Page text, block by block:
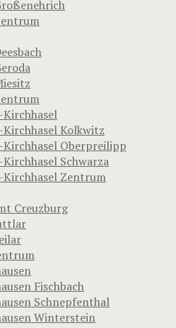
Kolkwitz
Oberpreilipp
Schwarza
Zentrum
Creuzburg
Fischbach
Schnepfenthal
Winterstein